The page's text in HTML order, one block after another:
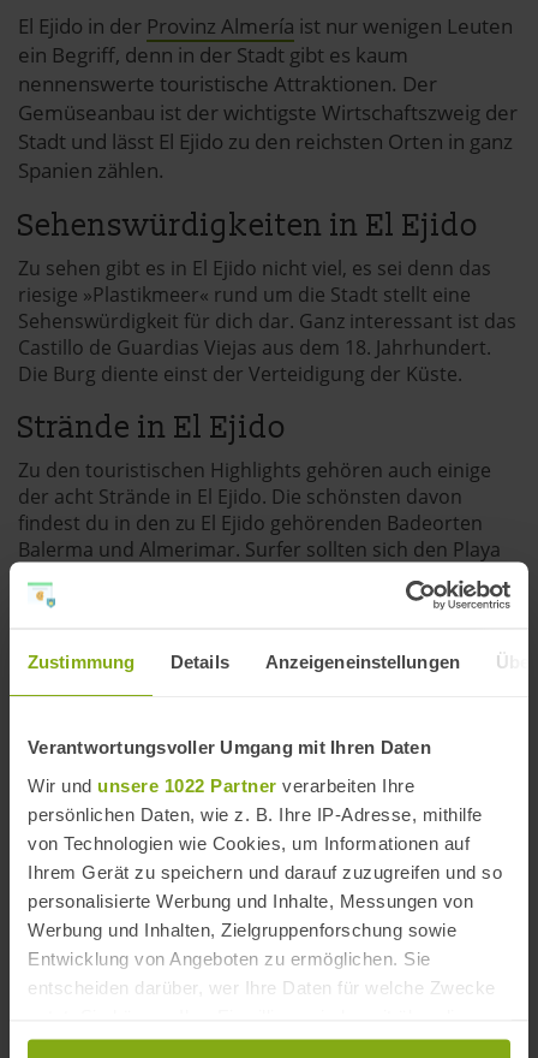
Zustimmung Details Anzeigeneinstellungen
Verantwortungsvoller Umgang mit Ihren Daten
Wir und unsere 1022 Partner verarbeiten Ihre
persönlichen Daten, wie z. B. Ihre IP-Adresse, mithilfe
von Technologien wie Cookies, um Informationen auf
Ihrem Gerät zu speichern und darauf zuzugreifen und so
personalisierte Werbung und Inhalte, Messungen von
Werbung und Inhalten, Zielgruppenforschung sowie
Entwicklung von Angeboten zu ermöglichen. Sie
entscheiden darüber, wer Ihre Daten für welche Zwecke
Cookie-Erklärung oder durch Klicken auf das Privacy
El Ejido in der Provinz Almería ist nur wenigen Leuten
ein Begriff, denn in der Stadt gibt es kaum
nennenswerte touristische Attraktionen. Der
Gemüseanbau ist der wichtigste Wirtschaftszweig der
Stadt und lässt El Ejido zu den reichsten Orten in ganz
Spanien zählen.
Sehenswürdigkeiten in El Ejido
Zu sehen gibt es in El Ejido nicht viel, es sei denn das
riesige »Plastikmeer« rund um die Stadt stellt eine
Sehenswürdigkeit für dich dar. Ganz interessant ist das
Castillo de Guardias Viejas aus dem 18. Jahrhundert.
Die Burg diente einst der Verteidigung der Küste.
Strände in El Ejido
Zu den touristischen Highlights gehören auch einige
der acht Strände in El Ejido. Die schönsten davon
findest du in den zu El Ejido gehörenden Badeorten
Balerma und Almerimar. Surfer sollten sich den Playa
Los Baños / Guardias Viejas
Playa Almerimar / San
Miguel Poniente